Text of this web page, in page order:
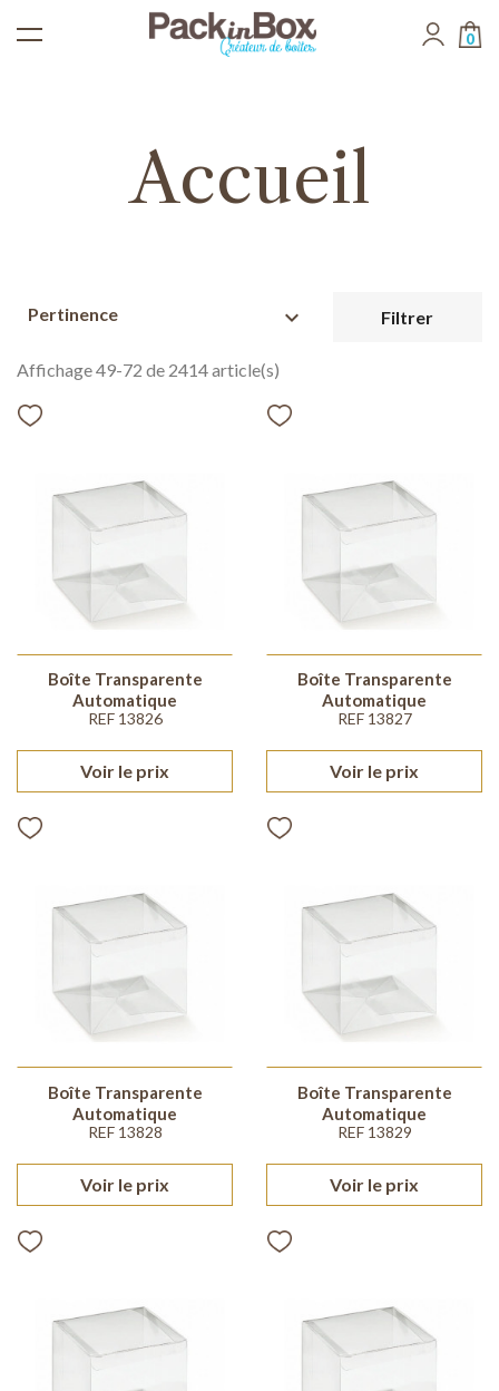
0
Accueil
Pertinence expand_more Filtrer
Affichage 49-72 de 2414 article(s)
Boîte Transparente
Automatique
REF 13826
Voir le prix
Boîte Transparente
Automatique
REF 13827
Voir le prix
Boîte Transparente
Automatique
REF 13828
Voir le prix
Boîte Transparente
Automatique
REF 13829
Voir le prix